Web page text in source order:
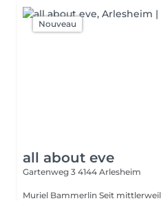
Nouveau
all about eve
Gartenweg 3 4144 Arlesheim
Muriel Bammerlin Seit